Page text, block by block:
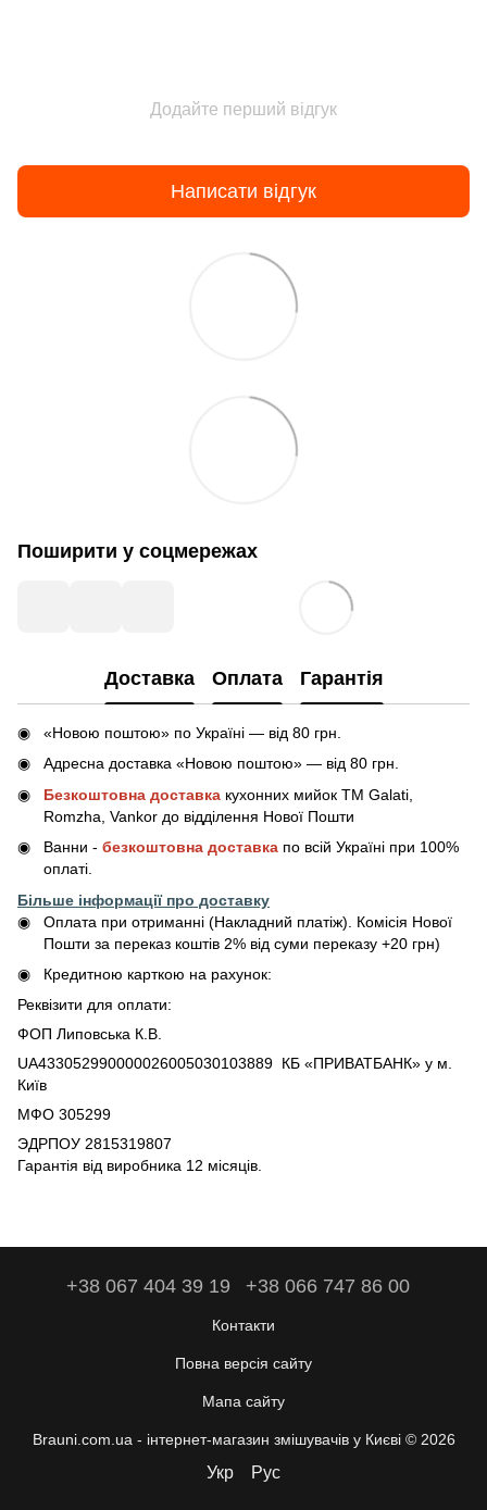
Додайте перший відгук
Написати відгук
Поширити у соцмережах
Доставка Оплата Гарантія
«Новою поштою» по Україні — від 80 грн.
Адресна доставка «Новою поштою» — від 80 грн.
Безкоштовна доставка кухонних мийок ТМ Galati,
Romzha, Vankor до відділення Нової Пошти
Ванни - безкоштовна доставка по всій Україні при 100%
оплаті.
Більше інформації про доставку
Оплата при отриманні (Накладний платіж). Комісія Нової
Пошти за переказ коштів 2% від суми переказу +20 грн)
Кредитною карткою на рахунок:
Реквізити для оплати:
ФОП Липовська К.В.
UA433052990000026005030103889 КБ «ПРИВАТБАНК» у м.
Київ
МФО 305299
ЭДРПОУ 2815319807
Гарантія від виробника 12 місяців.
+38 067 404 39 19 +38 066 747 86 00
Контакти
Повна версія сайту
Мапа сайту
Brauni.com.ua - інтернет-магазин змішувачів у Києві © 2026
Укр Рус